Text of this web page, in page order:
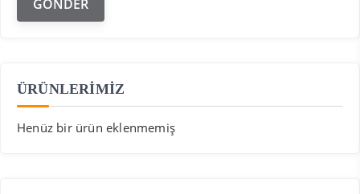
ÜRÜNLERİMİZ
Henüz bir ürün eklenmemiş